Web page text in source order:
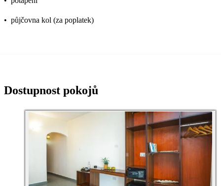
• půjčovna kol (za poplatek)
Dostupnost pokojů